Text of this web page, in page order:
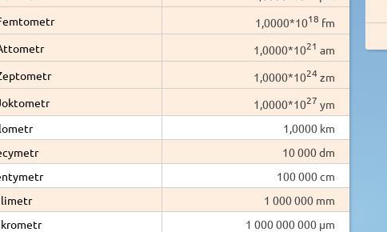
1,0000*1018 fm
1,0000*1021 am
1,0000*1024zm
1,0000*1027 ym
1,0000 km
10 000 dm
100 000 cm
1 000 000 mm
1 000 000 000 µm